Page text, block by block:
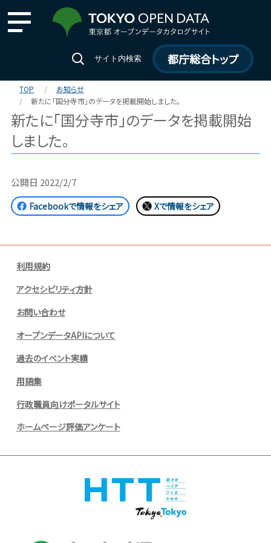
サイト内検索 都庁総合トップ
TOP
お知らせ
新たに「国分寺市」のデータを掲載開始しました。
新たに「国分寺市」のデータを掲載開始
しました。
公開日 2022/2/7
Facebookで情報をシェア Xで情報をシェア
利用規約
アクセシビリティ方針
お問い合わせ
オープンデータAPIについて
過去のイベント実績
用語集
行政職員向けポータルサイト
ホームページ評価アンケート